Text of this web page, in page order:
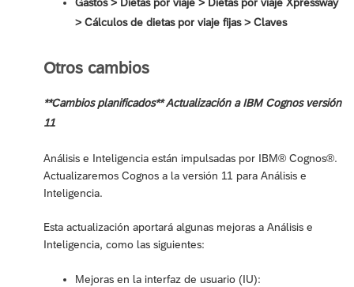
> Cálculos de dietas por viaje fijas > Claves
Otros cambios
**Cambios planificados** Actualización a IBM Cognos versión
11
Análisis e Inteligencia están impulsadas por IBM® Cognos®.
Actualizaremos Cognos a la versión 11 para Análisis e
Inteligencia.
Esta actualización aportará algunas mejoras a Análisis e
Inteligencia, como las siguientes:
Mejoras en la interfaz de usuario (IU):